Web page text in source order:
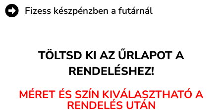
Fizess készpénzben a futárnál
TÖLTSD KI AZ ŰRLAPOT A
RENDELÉSHEZ!
MÉRET ÉS SZÍN KIVÁLASZTHATÓ A
RENDELÉS UTÁN